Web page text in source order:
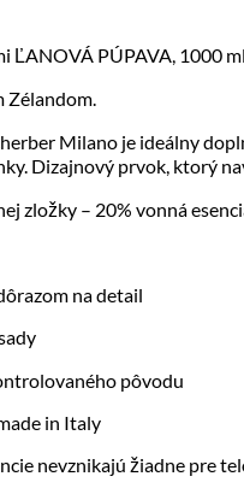
ĽANOVÁ PÚPAVA, 1000 ml
Zélandom.
Milano je ideálny
Dizajnový prvok, ktorý
zložky – 20% vonná
na detail
pôvodu
in Italy
nevznikajú žiadne pre